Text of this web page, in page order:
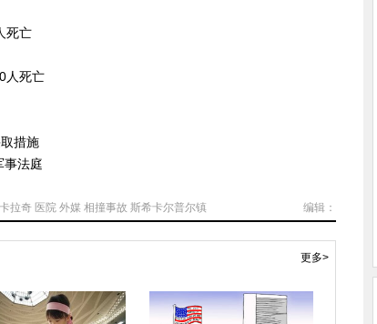
死亡
人死亡
措施
事法庭
编辑：
卡拉奇 医院 外媒 相撞事故 斯希卡尔普尔镇
更多>